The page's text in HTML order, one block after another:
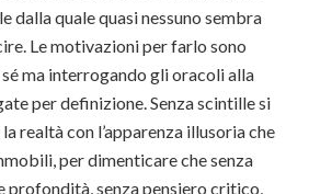
dalla quale quasi nessuno sembra
Le motivazioni per farlo sono
ma interrogando gli oracoli alla
per definizione. Senza scintille si
realtà con l’apparenza illusoria che
per dimenticare che senza
profondità, senza pensiero critico,